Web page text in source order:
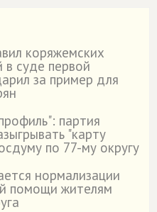
коряжемских
в суде первой
за пример для
партия
"карту
по 77-му округу
нормализации
помощи жителям